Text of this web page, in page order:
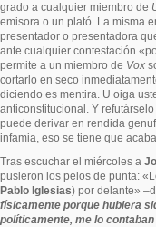
grado a cualquier miembro de
emisora o un plató. La misma
presentador o presentadora
ante cualquier contestación
permite a un miembro de Vox
cortarlo en seco
diciendo es mentira. U oiga
anticonstitucional. Y
puede derivar en rendida
infamia, eso se tiene que
Tras escuchar el miércoles a
pusieron los pelos de punta:
Pablo Iglesias) por delante»
físicamente porque hubiera
políticamente, me lo